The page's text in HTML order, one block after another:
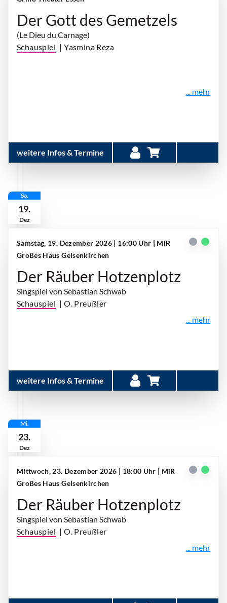
Der Gott des Gemetzels
(Le Dieu du Carnage)
Schauspiel | Yasmina Reza
... mehr
weitere Infos & Termine
Sa.
19.
Dez
Samstag, 19. Dezember 2026 | 16:00 Uhr | MiR
Großes Haus Gelsenkirchen
Der Räuber Hotzenplotz
Singspiel von Sebastian Schwab
Schauspiel | O. Preußler
... mehr
weitere Infos & Termine
Mi.
23.
Dez
Mittwoch, 23. Dezember 2026 | 18:00 Uhr | MiR
Großes Haus Gelsenkirchen
Der Räuber Hotzenplotz
Singspiel von Sebastian Schwab
Schauspiel | O. Preußler
... mehr